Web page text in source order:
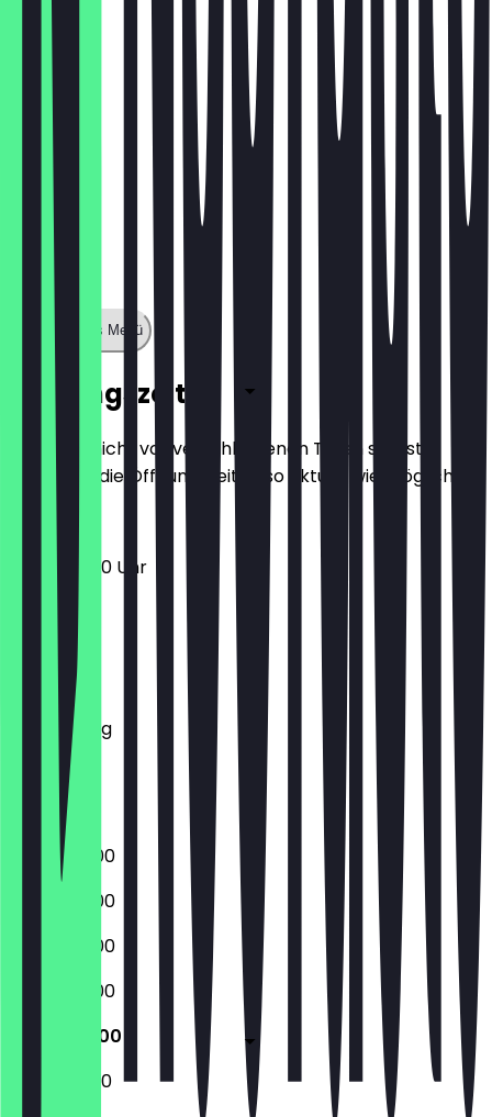
€ 9,50
Zeige ganzes Menü
Öffnungszeiten
Damit du nicht vor verschlossenen Türen stehst,
halten wir die Öffnungszeiten so aktuell wie möglich.
11:00 - 04:00 Uhr
Montag
Dienstag
Mittwoch
Donnerstag
Freitag
Samstag
Sonntag
15:00 - 02:00
15:00 - 02:00
15:00 - 02:00
15:00 - 03:00
11:00 - 04:00
11:00 - 04:00